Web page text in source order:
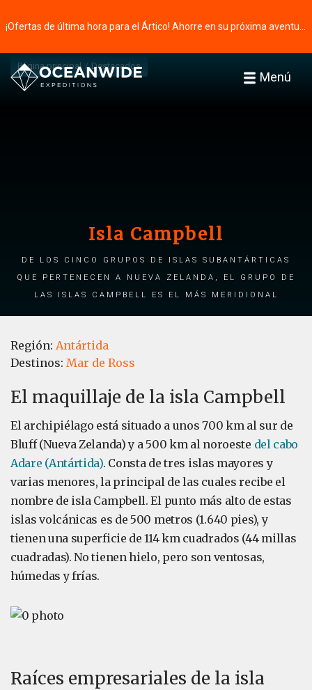
Menú
Página principal Destacados
Isla Campbell
De los cinco grupos de islas subantárticas
que pertenecen a Nueva Zelanda, el grupo de
las islas Campbell es el más meridional
Región: Antártida
Destinos: Mar de Ross
El maquillaje de la isla Campbell
El archipiélago está situado a unos 700 km al sur de
Bluff (Nueva Zelanda) y a 500 km al noroeste del cabo
Adare (Antártida). Consta de tres islas mayores y
varias menores, la principal de las cuales recibe el
nombre de isla Campbell. El punto más alto de estas
islas volcánicas es de 500 metros (1.640 pies), y
tienen una superficie de 114 km cuadrados (44 millas
cuadradas). No tienen hielo, pero son ventosas,
húmedas y frías.
Raíces empresariales de la isla